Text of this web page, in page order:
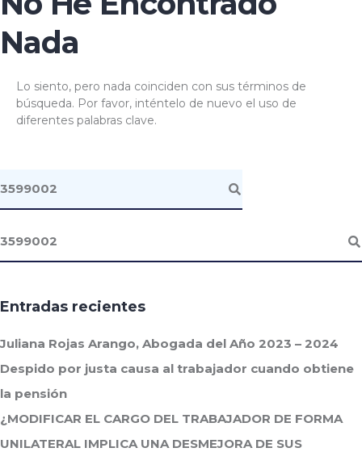
Nada
Lo siento, pero nada coinciden con sus términos de
búsqueda. Por favor, inténtelo de nuevo el uso de
diferentes palabras clave.
Entradas recientes
Juliana Rojas Arango, Abogada del Año 2023 – 2024
Despido por justa causa al trabajador cuando obtiene
la pensión
¿MODIFICAR EL CARGO DEL TRABAJADOR DE FORMA
UNILATERAL IMPLICA UNA DESMEJORA DE SUS